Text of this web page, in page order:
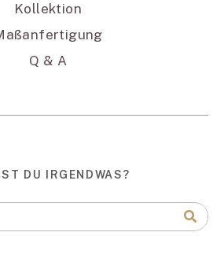
Kollektion
Q & A
DU IRGENDWAS?